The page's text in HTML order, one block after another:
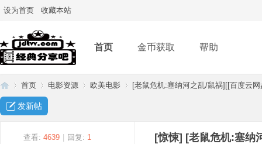
设为首页 收藏本站
首页 金币获取 帮助
首页
›
电影资源
›
欧美电影 [老鼠危机:塞纳河之乱/鼠祸][[百度云
发新帖
查看: 4639 回复: 1 [惊悚] [老鼠危机:塞纳